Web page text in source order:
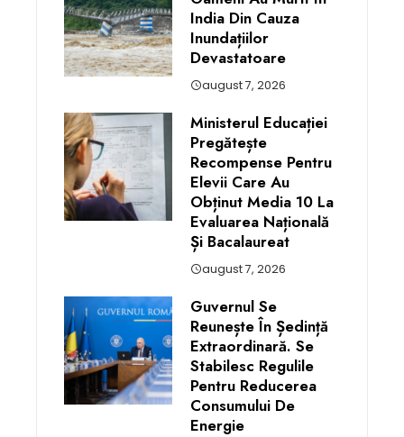
India Din Cauza
Inundațiilor
Devastatoare
august 7, 2026
Ministerul Educației
Pregătește
Recompense Pentru
Elevii Care Au
Obținut Media 10 La
Evaluarea Națională
Și Bacalaureat
august 7, 2026
Guvernul Se
Reunește În Ședință
Extraordinară. Se
Stabilesc Regulile
Pentru Reducerea
Consumului De
Energie